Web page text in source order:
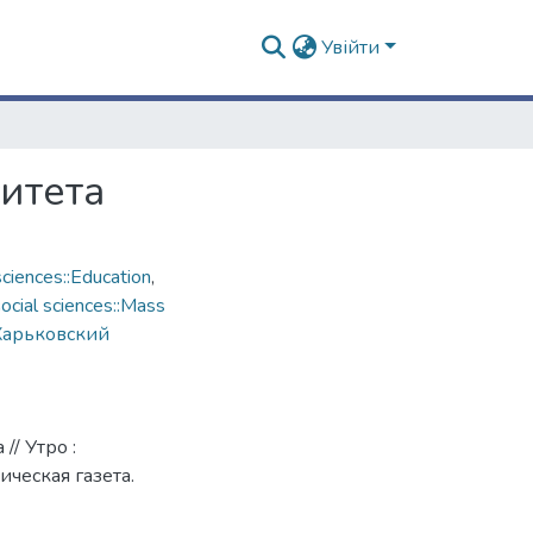
Увійти
,
sciences::Mass
Утро :
газета.